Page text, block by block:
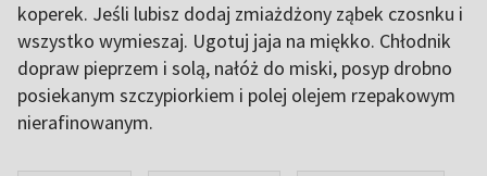
koperek. Jeśli lubisz dodaj zmiażdżony ząbek czosnku i
wszystko wymieszaj. Ugotuj jaja na miękko. Chłodnik
dopraw pieprzem i solą, nałóż do miski, posyp drobno
posiekanym szczypiorkiem i polej olejem rzepakowym
nierafinowanym.